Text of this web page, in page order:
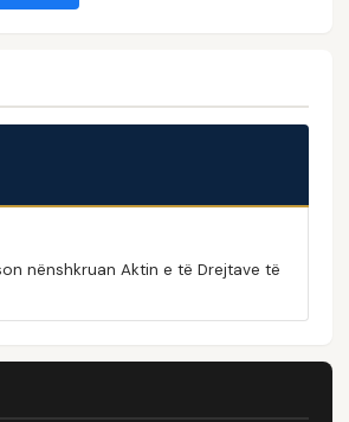
nënshkruan Aktin e të Drejtave të